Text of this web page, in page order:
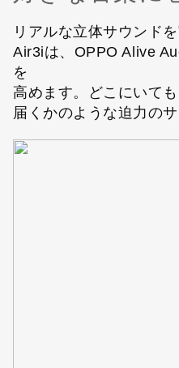
リアルな立体サウンド
Air3iは、OPPO Alive
を
高めます。どこにいて
届くかのような迫力の